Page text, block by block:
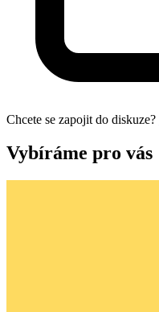
Chcete se zapojit do diskuze?
Vybíráme pro vás